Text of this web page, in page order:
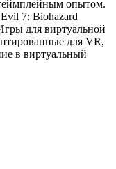
опытом.
7: Biohazard
для виртуальной
для VR,
в виртуальный